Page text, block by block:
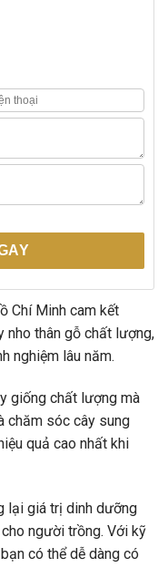
Chí Minh cam kết
nho thân gỗ chất lượng,
nghiệm lâu năm.
giống chất lượng mà
chăm sóc cây sung
quả cao nhất khi
lại giá trị dinh dưỡng
người trồng. Với kỹ
có thể dễ dàng có